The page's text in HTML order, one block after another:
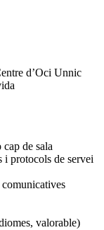
d’Oci Unnic
de sala
i protocols de servei
valorable)